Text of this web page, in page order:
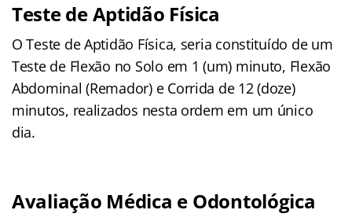
Teste de Aptidão Física
O Teste de Aptidão Física, seria constituído de um
Teste de Flexão no Solo em 1 (um) minuto, Flexão
Abdominal (Remador) e Corrida de 12 (doze)
minutos, realizados nesta ordem em um único
dia.
Avaliação Médica e Odontológica